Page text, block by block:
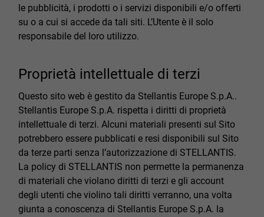
le pubblicità, i prodotti o i servizi disponibili e/o offerti
su o a cui si accede da tali siti. L’Utente è il solo
responsabile del loro utilizzo.
Proprietà intellettuale di terzi
Questo sito web è gestito da Stellantis Europe S.p.A..
Stellantis Europe S.p.A. rispetta i diritti di proprietà
intellettuale di terzi. Alcuni materiali presenti sul Sito
potrebbero essere pubblicati e resi disponibili sul Sito
da terze parti senza l’autorizzazione di STELLANTIS.
La policy di STELLANTIS non permette la permanenza
di materiali che violano diritti di terzi e gli account
degli utenti che violino tali diritti verranno, una volta
giunta a conoscenza di Stellantis Europe S.p.A. la